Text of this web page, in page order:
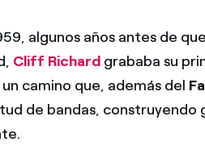
algunos años antes de
Cliff Richardgrababa su
camino que, además del
de bandas, construyendo